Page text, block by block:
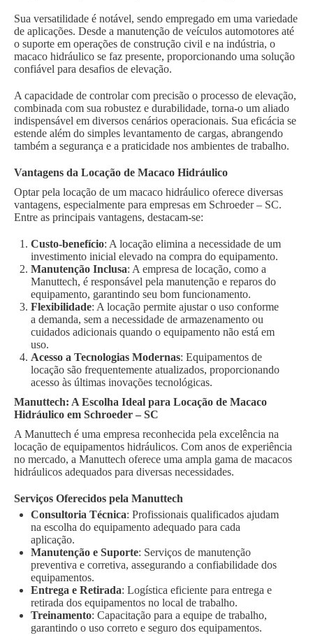
Sua versatilidade é notável, sendo empregado em uma variedade
de aplicações. Desde a manutenção de veículos automotores até
o suporte em operações de construção civil e na indústria, o
macaco hidráulico se faz presente, proporcionando uma solução
confiável para desafios de elevação.
A capacidade de controlar com precisão o processo de elevação,
combinada com sua robustez e durabilidade, torna-o um aliado
indispensável em diversos cenários operacionais. Sua eficácia se
estende além do simples levantamento de cargas, abrangendo
também a segurança e a praticidade nos ambientes de trabalho.
Vantagens da Locação de Macaco Hidráulico
Optar pela locação de um macaco hidráulico oferece diversas
vantagens, especialmente para empresas em Schroeder – SC.
Entre as principais vantagens, destacam-se:
Custo-benefício: A locação elimina a necessidade de um
investimento inicial elevado na compra do equipamento.
Manutenção Inclusa: A empresa de locação, como a
Manuttech, é responsável pela manutenção e reparos do
equipamento, garantindo seu bom funcionamento.
Flexibilidade: A locação permite ajustar o uso conforme
a demanda, sem a necessidade de armazenamento ou
cuidados adicionais quando o equipamento não está em
uso.
Acesso a Tecnologias Modernas: Equipamentos de
locação são frequentemente atualizados, proporcionando
acesso às últimas inovações tecnológicas.
Manuttech: A Escolha Ideal para Locação de Macaco
Hidráulico em Schroeder – SC
A Manuttech é uma empresa reconhecida pela excelência na
locação de equipamentos hidráulicos. Com anos de experiência
no mercado, a Manuttech oferece uma ampla gama de macacos
hidráulicos adequados para diversas necessidades.
Serviços Oferecidos pela Manuttech
Consultoria Técnica: Profissionais qualificados ajudam
na escolha do equipamento adequado para cada
aplicação.
Manutenção e Suporte: Serviços de manutenção
preventiva e corretiva, assegurando a confiabilidade dos
equipamentos.
Entrega e Retirada: Logística eficiente para entrega e
retirada dos equipamentos no local de trabalho.
Treinamento: Capacitação para a equipe de trabalho,
garantindo o uso correto e seguro dos equipamentos.